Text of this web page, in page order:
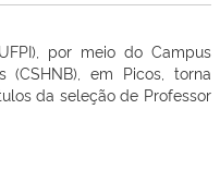
por meio do Campus
(CSHNB), em Picos, torna
da seleção de Professor